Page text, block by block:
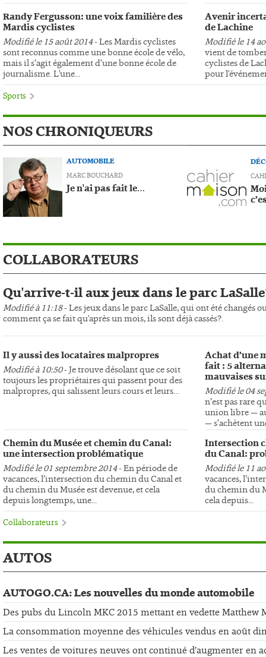
Randy Fergusson: une voix familière des
Mardis cyclistes
Modifié le 15 août 2014- Les Mardis cyclistes
sont reconnus comme une bonne école de vélo,
mais il s’agit également d’une bonne école de
journalisme. L'une...
Avenir
de Lachine
Modifié le 14
vient de
cyclistes de
pour
Sports
NOS CHRONIQUEURS
AUTOMOBILE
MARC BOUCHARD
Je n'ai pas fait le…
COLLABORATEURS
Qu'arrive-t-il aux jeux dans le parc
Modifié à 11:18- Les jeux dans le parc LaSalle, qui ont été changés
comment ça se fait qu'après un mois, ils sont déjà cassés?.
Il y aussi des locataires malpropres
Modifié à 10:50- Je trouve désolant que ce soit
toujours les propriétaires qui passent pour des
malpropres, qui salissent leurs cours et leurs...
Chemin du Musée et chemin du Canal:
une intersection problématique
Modifié le 01 septembre 2014- En période de
vacances, l’intersection du chemin du Canal et
du chemin du Musée est devenue, et cela
depuis longtemps, une...
Achat d’une
fait : 5
mauvaises
Modifié le 04
n’est pas rare
union libre —
— s’achètent
Intersection
du Canal:
Modifié le 11
vacances,
du chemin du
cela depuis...
Collaborateurs
AUTOS
AUTOGO.CA: Les nouvelles du monde automobile
Des pubs du Lincoln MKC 2015 mettant en vedette Matthew
La consommation moyenne des véhicules vendus en août
Les ventes de voitures neuves ont continué d’augmenter en